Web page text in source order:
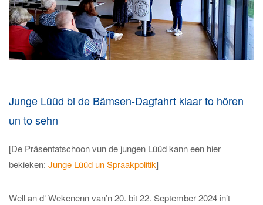
Junge Lüüd bi de Bämsen-Dagfahrt klaar to hören
un to sehn
[De Präsentatschoon vun de jungen Lüüd kann een hier
bekieken: Junge Lüüd un Spraakpolitik]
Well an d‘ Wekenenn van’n 20. bit 22. September 2024 in’t